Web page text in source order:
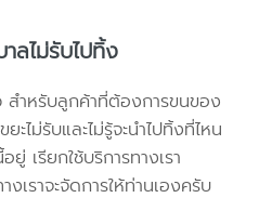
ลไม่รับไปทิ้ง
ำหรับลูกค้าที่ต้องการขนของ
ไม่รับและไม่รู้จะนำไปทิ้งที่ไหน
เรียกใช้บริการทางเรา
เราจะจัดการให้ท่านเองครับ